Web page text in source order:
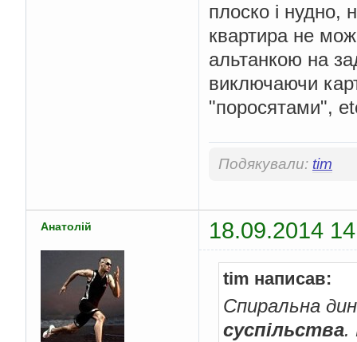
плоско і нудно,
квартира не
альтанкою на
виключаючи
"поросятами",
Подякували: tim
Анатолій 18.09.2014
tim написав:
Спиральна
суспільства.